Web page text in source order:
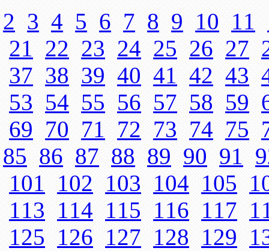
2 3 4 5 6 7 8 9 10 11
21
22 23 24 25 26 27
37 38 39 40 41 42 43
53 54 55 56 57 58 59
69 70 71 72 73 74 75
85 86 87 88 89 90 91
101
102 103 104 105
113 114 115 116 117
125 126 127 128 129